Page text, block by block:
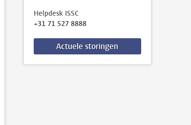
Helpdesk ISSC
+31 71 527 8888
Actuele storingen